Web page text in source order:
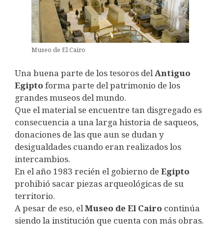
Museo de El Cairo
Una buena parte de los tesoros delAntiguo
Egipto forma parte del patrimonio de los
grandes museos del mundo.
Que el material se encuentre tan disgregado es
consecuencia a una larga historia de saqueos,
donaciones de las que aun se dudan y
desigualdades cuando eran realizados los
intercambios.
En el año 1983 recién el gobierno de Egipto
prohibió sacar piezas arqueológicas de su
territorio.
A pesar de eso, elMuseo de El Cairo continúa
siendo la institución que cuenta con más obras.